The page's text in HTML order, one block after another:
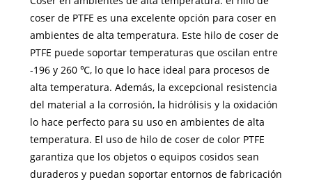
coser de PTFE es una excelente opción para coser en
ambientes de alta temperatura. Este hilo de coser de
PTFE puede soportar temperaturas que oscilan entre
-196 y 260 ℃, lo que lo hace ideal para procesos de
alta temperatura. Además, la excepcional resistencia
del material a la corrosión, la hidrólisis y la oxidación
lo hace perfecto para su uso en ambientes de alta
temperatura. El uso de hilo de coser de color PTFE
garantiza que los objetos o equipos cosidos sean
duraderos y puedan soportar entornos de fabricación